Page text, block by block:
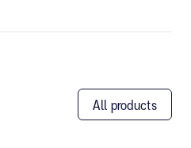
All products